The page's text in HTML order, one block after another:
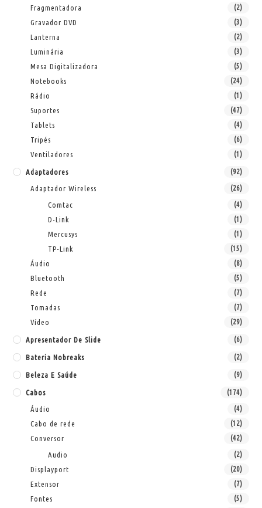
Fragmentadora (2)
Gravador DVD (3)
Lanterna (2)
Luminária (3)
Mesa Digitalizadora (5)
Notebooks (24)
Rádio (1)
Suportes (47)
Tablets (4)
Tripés (6)
Ventiladores (1)
Adaptadores (92)
Adaptador Wireless (26)
Comtac (4)
D-Link (1)
Mercusys (1)
TP-Link (15)
Áudio (8)
Bluetooth (5)
Rede (7)
Tomadas (7)
Vídeo (29)
Apresentador De Slide (6)
Bateria Nobreaks (2)
Beleza E Saúde (9)
Cabos (174)
Áudio (4)
Cabo de rede (12)
Conversor (42)
Audio (2)
Displayport (20)
Extensor (7)
Fontes (5)